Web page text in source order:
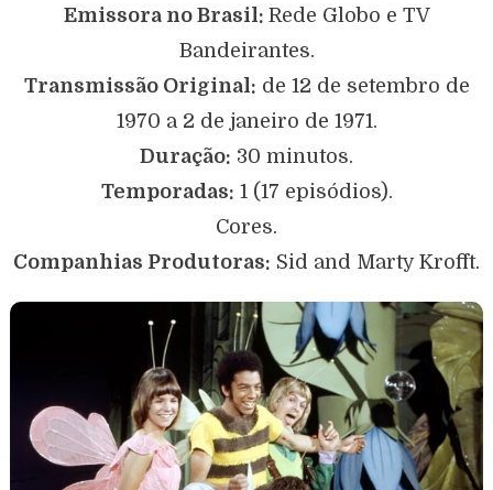
Emissora no Brasil: Rede Globo e TV
Bandeirantes.
Transmissão Original: de 12 de setembro de
1970 a 2 de janeiro de 1971.
Duração: 30 minutos.
Temporadas: 1 (17 episódios).
Cores.
Companhias Produtoras: Sid and Marty Krofft.